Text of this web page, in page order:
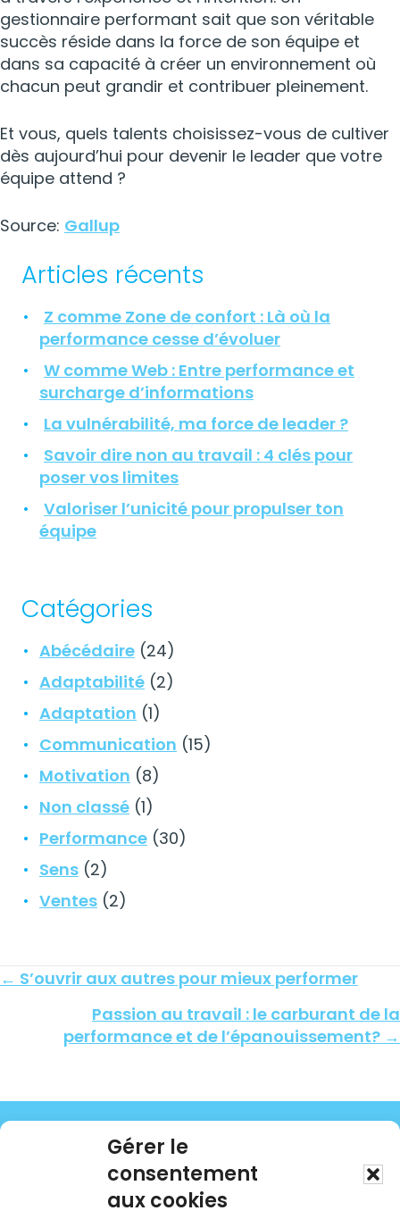
Gérer le
consentement
aux cookies
gestionnaire performant sait que son véritable
succès réside dans la force de son équipe et
dans sa capacité à créer un environnement où
chacun peut grandir et contribuer pleinement.
Et vous, quels talents choisissez-vous de cultiver
dès aujourd’hui pour devenir le leader que votre
équipe attend ?
Source: Gallup
Articles récents
Z comme Zone de confort : Là où la
performance cesse d’évoluer
W comme Web : Entre performance et
surcharge d’informations
La vulnérabilité, ma force de leader ?
Savoir dire non au travail : 4 clés pour
poser vos limites
Valoriser l’unicité pour propulser ton
équipe
Catégories
Abécédaire (24)
Adaptabilité (2)
Adaptation (1)
Communication (15)
Motivation (8)
Non classé (1)
Performance (30)
Sens (2)
Ventes (2)
Posts
navigation
← S’ouvrir aux autres pour mieux performer
Passion au travail : le carburant de la
performance et de l’épanouissement? →